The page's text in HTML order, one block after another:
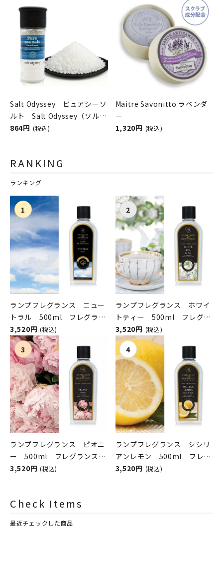
Salt Odyssey ピュアシーソ
ルト Salt Odyssey（ソルト
オデッセイ）
864円 (税込)
Maitre Savonitto ラベンダ
ー
1,320円 (税込)
RANKING
ランキング
ランプフレグランス ニュー
トラル 500ml フレグラン
スランプ用オイル
ASHLEIGH&BURWOOD（ア
シュレイアンドバーウッド）
3,520円 (税込)
ランプフレグランス ホワイ
トティー 500ml フレグラ
ンスランプ用オイル
ASHLEIGH&BURWOOD（ア
シュレイアンドバーウッド）
3,520円 (税込)
ランプフレグランス ピオニ
ー 500ml フレグランスラ
ンプ用オイル
3,520円 (税込)
ランプフレグランス シシリ
アンレモン 500ml フレグ
ランスランプ用オイル
3,520円 (税込)
Check Items
最近チェックした商品